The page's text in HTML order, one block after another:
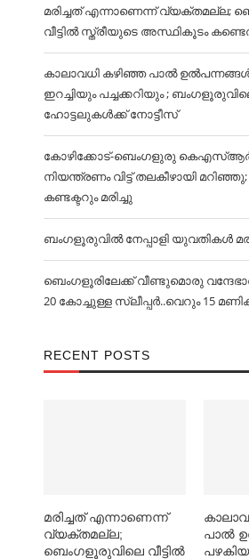
മരിച്ചത് എന്നാണെന്ന് വ്യക്തമല്ല;
വീട്ടില്‍ സ്ത്രീയുടെ അസ്ഥികൂടം
കാലാവധി കഴിഞ്ഞ പാല്‍
ഇറച്ചിയും പച്ചക്കറിയും ;
ഹോട്ടലുകള്‍ക്ക് നോട്ടീസ്
കോഴിക്കോട്-ബെംഗളുരു
നിയന്ത്രണം വിട്ട് തലകീഴായി
കണ്ടക്ട‌റും മരിച്ചു
ബംഗളൂരുവില്‍ നേപ്പാളി യുവതികള്‍
ബെംഗളൂരിലേക്ക് വീണ്ടുമൊരു
20 കോച്ചുള്ള സ്ലീപ്പര്‍..വെറും 15
RECENT POSTS
മരിച്ചത് എന്നാണെന്ന്
വ്യക്തമല്ല;
ബെംഗളൂരുവിലെ വീട്ടില്‍
പാല്‍